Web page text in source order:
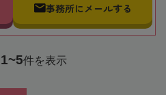
事務所にメールする
1~5件を表示